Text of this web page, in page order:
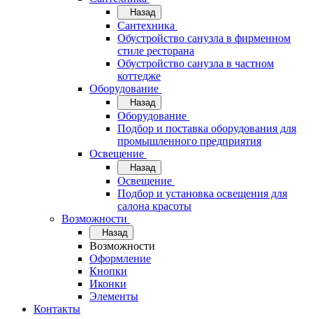
Назад
Сантехника
Обустройство санузла в фирменном
стиле ресторана
Обустройство санузла в частном
коттедже
Оборудование
Назад
Оборудование
Подбор и поставка оборудования для
промышленного предприятия
Освещение
Назад
Освещение
Подбор и установка освещения для
салона красоты
Возможности
Назад
Возможности
Оформление
Кнопки
Иконки
Элементы
Контакты